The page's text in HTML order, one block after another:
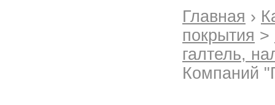
Главная ›
покрытия >
галтель,
Компаний